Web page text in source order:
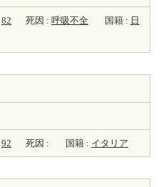
82 死因 : 呼吸不全 国籍 : 日
92 死因 : 国籍 : イタリア